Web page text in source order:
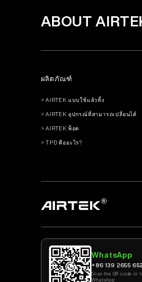
ABOUT
ผลิตภัณฑ์
> AIRTEK แบบใช้แล้วทิ้ง
> AIRTEK อุปกรณ์ที่สามารถเปลี่ยนได้
> AIRTEK พ็อด
> TPD คืออะไร?
WhatsApp
+86 139 2655
Scan the QR code or
WhatsApp